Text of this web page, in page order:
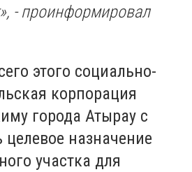
- проинформировал
этого социально-
корпорация
города Атырау с
назначение
участка для